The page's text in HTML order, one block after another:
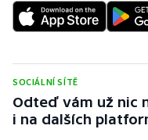
SOCIÁLNÍ SÍTĚ
Odteď vám už nic
i na dalších